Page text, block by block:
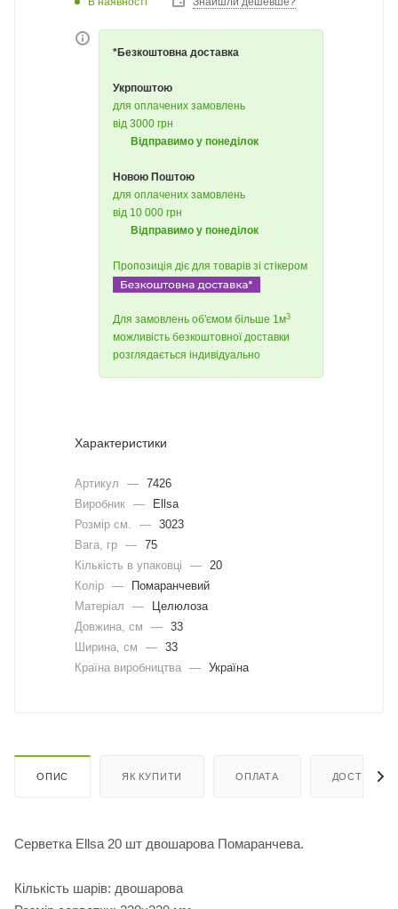
*Безкоштовна доставка
Укрпоштою
для оплачених замовлень
від 3000 грн
Відправимо у понеділок
Новою Поштою
для оплачених замовлень
від 10 000 грн
Відправимо у понеділок
Пропозиція діє для товарів зі стікером
Для замовлень об'ємом більше 1м3
можливість безкоштовної доставки
розглядається індивідуально
Характеристики
Артикул — 7426
Виробник —
Ellsa
Розмір см.
— 3023
Вага, гр — 75
Кількість в упаковці
—
20
Колір —
Помаранчевий
Матеріал
—
Целюлоза
Довжина, cм
— 33
Ширина, cм
— 33
Країна виробництва — Україна
ОПИС ЯК КУПИТИ ОПЛАТА ДОСТАВКА
Серветка Ellsa 20 шт двошарова Помаранчева.
Кількість шарів: двошарова